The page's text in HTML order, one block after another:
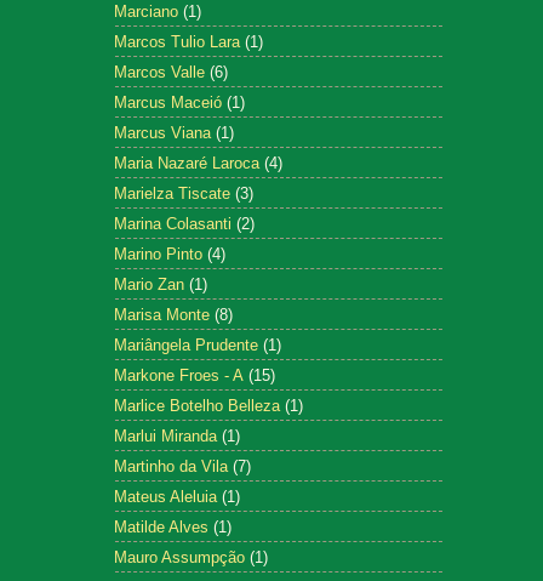
Marciano (1)
Marcos Tulio Lara (1)
Marcos Valle (6)
Marcus Maceió (1)
Marcus Viana (1)
Maria Nazaré Laroca (4)
Marielza Tiscate (3)
Marina Colasanti (2)
Marino Pinto (4)
Mario Zan (1)
Marisa Monte (8)
Mariângela Prudente (1)
Markone Froes - A (15)
Marlice Botelho Belleza (1)
Marlui Miranda (1)
Martinho da Vila (7)
Mateus Aleluia (1)
Matilde Alves (1)
Mauro Assumpção (1)